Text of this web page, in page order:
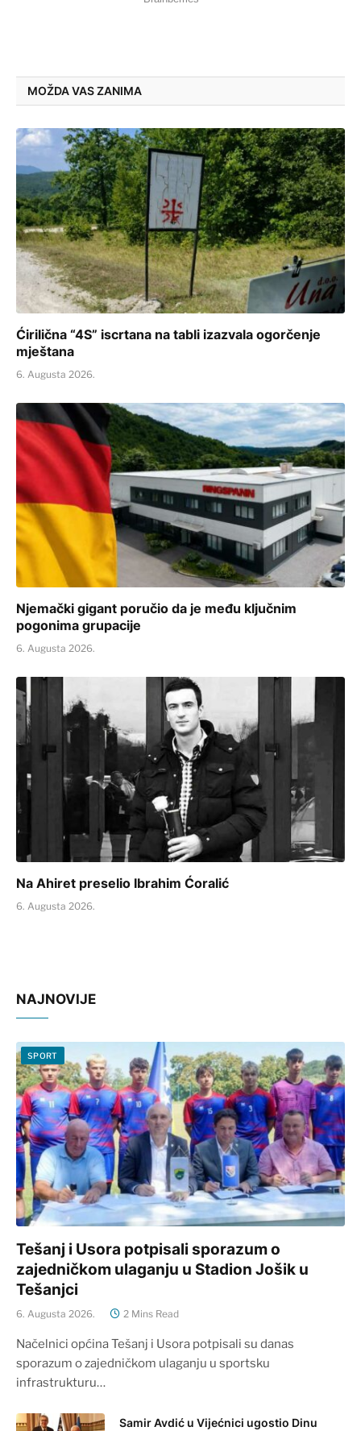
MOŽDA VAS ZANIMA
Ćirilična “4S” iscrtana na tabli izazvala ogorčenje
mještana
6. Augusta 2026.
Njemački gigant poručio da je među ključnim
pogonima grupacije
6. Augusta 2026.
Na Ahiret preselio Ibrahim Ćoralić
6. Augusta 2026.
NAJNOVIJE
SPORT
Tešanj i Usora potpisali sporazum o
zajedničkom ulaganju u Stadion Jošik u
Tešanjci
6. Augusta 2026. 2 Mins Read
Načelnici općina Tešanj i Usora potpisali su danas
sporazum o zajedničkom ulaganju u sportsku
infrastrukturu…
Samir Avdić u Vijećnici ugostio Dinu